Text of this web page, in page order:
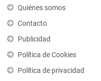
Quiénes somos
Contacto
Publicidad
Política de Cookies
Política de privacidad